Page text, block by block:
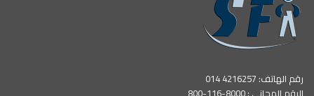
رقم الهاتف: 4216257 014